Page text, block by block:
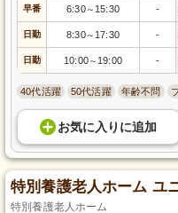
早番 6:30～ 15:30 -
日勤 8:30～ 17:30 -
日勤 10:00～ 19:00 -
40代活躍 50代活躍 年齢不問
お気に入り に追加
特別養護老人ホーム ユ
特別養護老人ホーム